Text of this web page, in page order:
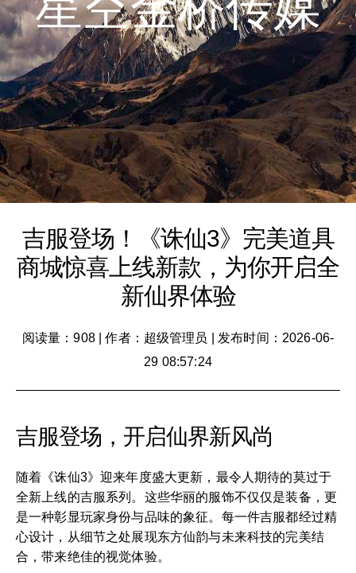
吉服登场！《诛仙3》完美道具
商城惊喜上线新款，为你开启全
新仙界体验
阅读量：908|作者：超级管理员
发布时间：2026-06-
29 08:57:24
吉服登场，开启仙界新风尚
随着《诛仙3》迎来年度盛大更新，最令人期待的莫过于
全新上线的吉服系列。这些华丽的服饰不仅仅是装备，更
是一种彰显玩家身份与品味的象征。每一件吉服都经过精
心设计，从细节之处展现东方仙韵与未来科技的完美结
合，带来绝佳的视觉体验。